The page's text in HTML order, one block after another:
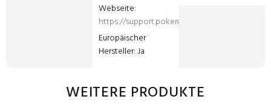
https://support.pokemon.com/hc/de
Europäischer
Hersteller: Ja
WEITERE PRODUKTE